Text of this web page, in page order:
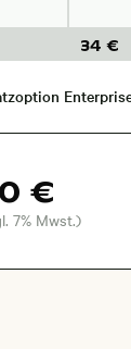
34 €
€
7% Mwst.)